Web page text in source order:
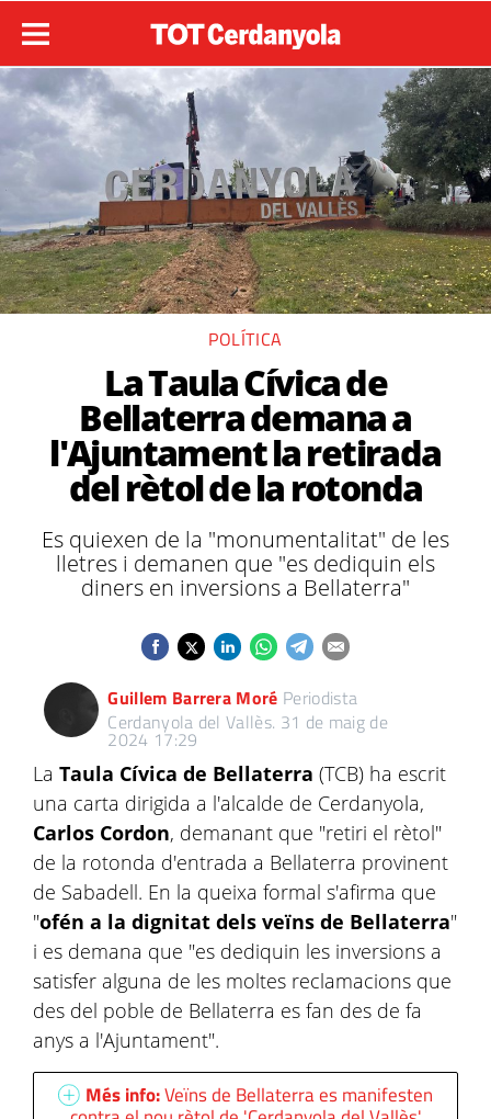
POLÍTICA
La Taula Cívica de
Bellaterra demana a
l'Ajuntament la retirada
del rètol de la rotonda
Es quiexen de la "monumentalitat" de les
lletres i demanen que "es dediquin els
diners en inversions a Bellaterra"
Guillem Barrera Moré Periodista
Cerdanyola del Vallès. 31 de maig de
2024 17:29
La Taula Cívica de Bellaterra (TCB) ha escrit
una carta dirigida a l'alcalde de Cerdanyola,
Carlos Cordon, demanant que "retiri el rètol"
de la rotonda d'entrada a Bellaterra provinent
de Sabadell. En la queixa formal s'afirma que
"ofén a la dignitat dels veïns de Bellaterra"
i es demana que "es dediquin les inversions a
satisfer alguna de les moltes reclamacions que
des del poble de Bellaterra es fan des de fa
anys a l'Ajuntament".
Més info:Veïns de Bellaterra es manifesten